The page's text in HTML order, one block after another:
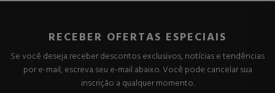
RECEBER OFERTAS ESPECIAIS
Se você deseja receber descontos exclusivos, notícias e tendências
por e-mail, escreva seu e-mail abaixo. Você pode cancelar sua
inscrição a qualquer momento.